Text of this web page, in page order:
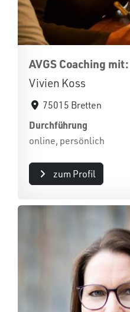
AVGS Coaching mit:
Vivien Koss
75015 Bretten
Durchführung
online, persönlich
zum Profil